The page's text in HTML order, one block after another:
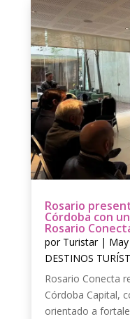
Rosario
Córdoba con
Rosario
por Turistar|
DESTINOS
Rosario Conecta
Córdoba Capital,
orientado a